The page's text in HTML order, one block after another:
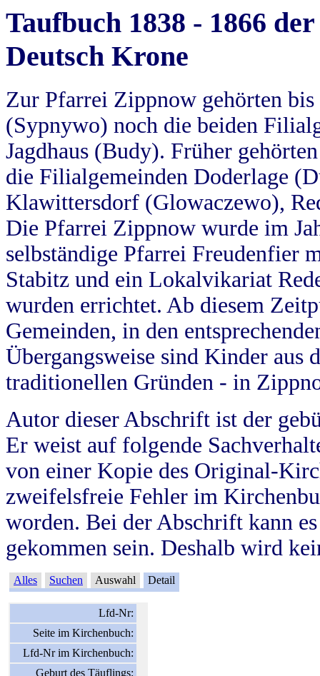
Taufbuch 1838 - 1866
Deutsch Krone
Zur Pfarrei Zippnow gehörten
(Sypnywo) noch die beiden
Jagdhaus (Budy). Früher
die Filialgemeinden Doderlage
Klawittersdorf (Glowaczewo),
Die Pfarrei Zippnow wurde im
selbständige Pfarrei Freudenfier
Stabitz und ein Lokalvikariat
wurden errichtet. Ab diesem
Gemeinden, in den
Übergangsweise sind Kinder aus
traditionellen Gründen - in
Autor dieser Abschrift ist der
Er weist auf folgende
von einer Kopie des Original-
zweifelsfreie Fehler im
worden. Bei der Abschrift kann
gekommen sein. Deshalb wird
Alles Suchen Auswahl Detail
Lfd-Nr:
Seite im Kirchenbuch:
Lfd-Nr im Kirchenbuch:
Geburt des Täuflings: